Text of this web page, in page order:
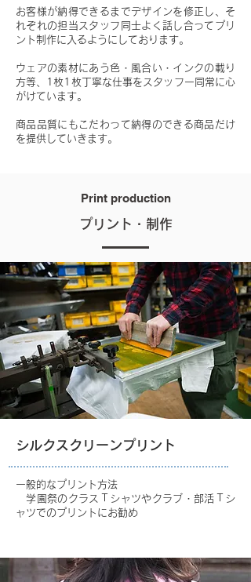
お客様が納得できるまでデザインを修正し、そ
れぞれの担当スタッフ同士よく話し合ってプリ
ント制作に入るようにしております。
ウェアの素材にあう色・風合い・インクの載り
方等、1枚1枚丁寧な仕事をスタッフ一同常に心
がけています。
商品品質にもこだわって納得のできる商品だけ
を提供していきます。
Print production
プリント・制作
シルクスクリーンプリント
一般的なプリント方法
学園祭のクラスＴシャツやクラブ・部活Ｔシ
ャツでのプリントにお勧め